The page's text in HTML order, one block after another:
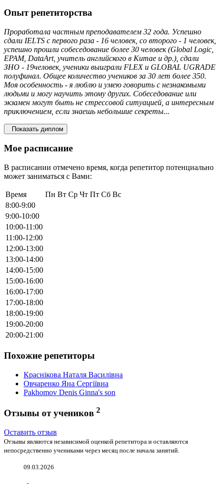
Опыт репетиторства
Проработала частным преподавателем 32 года. Успешно
сдали IELTS с первого раза - 16 человек, со второго - 1 человек,
успешно прошли собеседование более 30 человек (Global Logic,
EPAM, DataArt, учитель английского в Китае и др.), сдали
ЗНО - 19человек, ученики выиграли FLEX и GLOBAL UGRADE
полуфинал. Общее количество учеников за 30 лет более 350.
Моя особенность - я люблю и умею говорить с незнакомыми
людьми и могу научить этому других. Собеседование или
экзамен могут быть не стрессовой ситуацией, а интересным
приключением, если знаешь небольшие секреты...
Показать диплом
Мое расписание
В расписании отмечено время, когда репетитор потенциально
может заниматься с Вами:
Время Пн Вт Ср Чт Пт Сб Вс
8:00-9:00
9:00-10:00
10:00-11:00
11:00-12:00
12:00-13:00
13:00-14:00
14:00-15:00
15:00-16:00
16:00-17:00
17:00-18:00
18:00-19:00
19:00-20:00
20:00-21:00
Похожие репетиторы
Краснікова Наталя Василівна
Овчаренко Яна Сергіївна
Pakhomov Denis Ginna's son
Отзывы от учеников 2
Оставить отзыв
Отзывы являются независимой оценкой репетитора и оставляются
непосредственно учениками через месяц после начала занятий.
09.03.2026